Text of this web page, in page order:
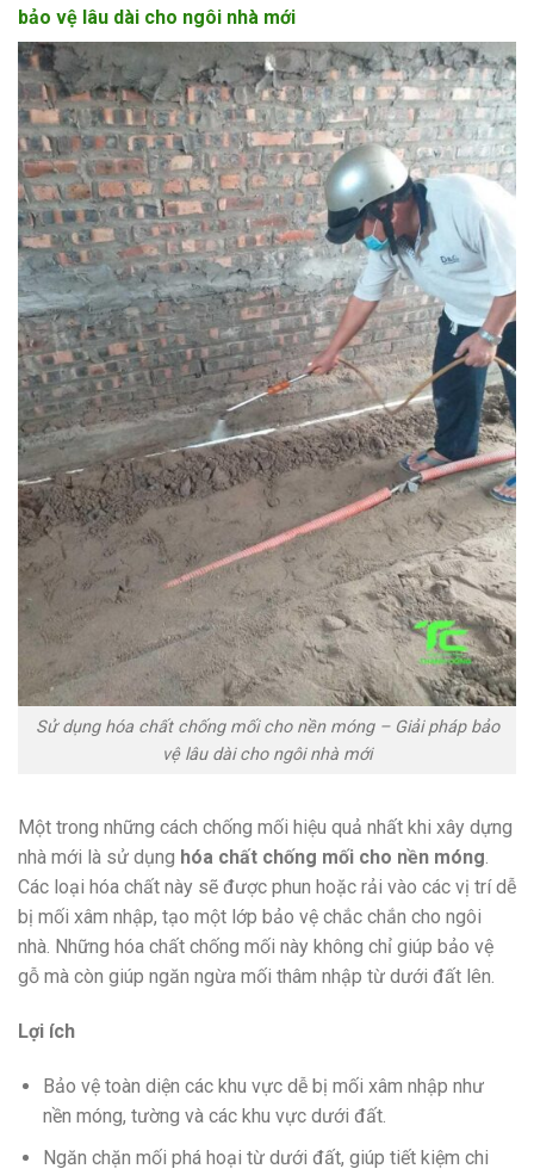
bảo vệ lâu dài cho ngôi nhà mới
Sử dụng hóa chất chống mối cho nền móng – Giải pháp bảo
vệ lâu dài cho ngôi nhà mới
Một trong những cách chống mối hiệu quả nhất khi xây dựng
nhà mới là sử dụng hóa chất chống mối cho nền móng.
Các loại hóa chất này sẽ được phun hoặc rải vào các vị trí dễ
bị mối xâm nhập, tạo một lớp bảo vệ chắc chắn cho ngôi
nhà. Những hóa chất chống mối này không chỉ giúp bảo vệ
gỗ mà còn giúp ngăn ngừa mối thâm nhập từ dưới đất lên.
Lợi ích
Bảo vệ toàn diện các khu vực dễ bị mối xâm nhập như
nền móng, tường và các khu vực dưới đất.
Ngăn chặn mối phá hoại từ dưới đất, giúp tiết kiệm chi